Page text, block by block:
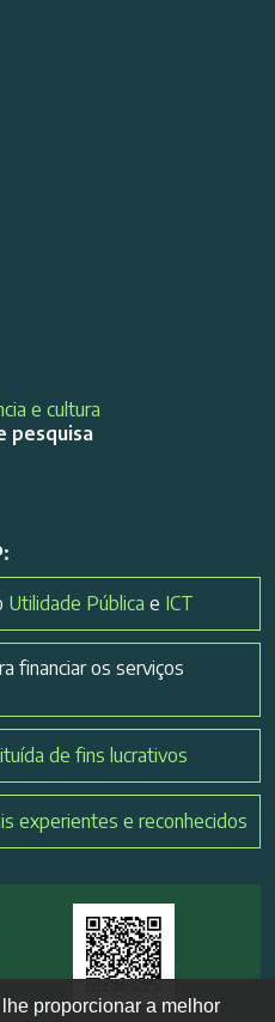
e cultura
pesquisa
Utilidade Pública e ICT
financiar os serviços
de fins lucrativos
experientes e reconhecidos
proporcionar a melhor